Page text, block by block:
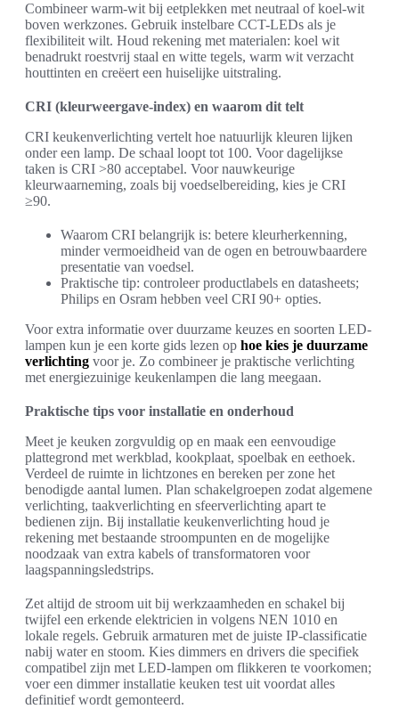
Combineer warm-wit bij eetplekken met neutraal of koel-wit
boven werkzones. Gebruik instelbare CCT-LEDs als je
flexibiliteit wilt. Houd rekening met materialen: koel wit
benadrukt roestvrij staal en witte tegels, warm wit verzacht
houttinten en creëert een huiselijke uitstraling.
CRI (kleurweergave-index) en waarom dit telt
CRI keukenverlichting vertelt hoe natuurlijk kleuren lijken
onder een lamp. De schaal loopt tot 100. Voor dagelijkse
taken is CRI >80 acceptabel. Voor nauwkeurige
kleurwaarneming, zoals bij voedselbereiding, kies je CRI
≥90.
Waarom CRI belangrijk is: betere kleurherkenning,
minder vermoeidheid van de ogen en betrouwbaardere
presentatie van voedsel.
Praktische tip: controleer productlabels en datasheets;
Philips en Osram hebben veel CRI 90+ opties.
Voor extra informatie over duurzame keuzes en soorten LED-
lampen kun je een korte gids lezen op hoe kies je duurzame
verlichting voor je. Zo combineer je praktische verlichting
met energiezuinige keukenlampen die lang meegaan.
Praktische tips voor installatie en onderhoud
Meet je keuken zorgvuldig op en maak een eenvoudige
plattegrond met werkblad, kookplaat, spoelbak en eethoek.
Verdeel de ruimte in lichtzones en bereken per zone het
benodigde aantal lumen. Plan schakelgroepen zodat algemene
verlichting, taakverlichting en sfeerverlichting apart te
bedienen zijn. Bij installatie keukenverlichting houd je
rekening met bestaande stroompunten en de mogelijke
noodzaak van extra kabels of transformatoren voor
laagspanningsledstrips.
Zet altijd de stroom uit bij werkzaamheden en schakel bij
twijfel een erkende elektricien in volgens NEN 1010 en
lokale regels. Gebruik armaturen met de juiste IP-classificatie
nabij water en stoom. Kies dimmers en drivers die specifiek
compatibel zijn met LED-lampen om flikkeren te voorkomen;
voer een dimmer installatie keuken test uit voordat alles
definitief wordt gemonteerd.